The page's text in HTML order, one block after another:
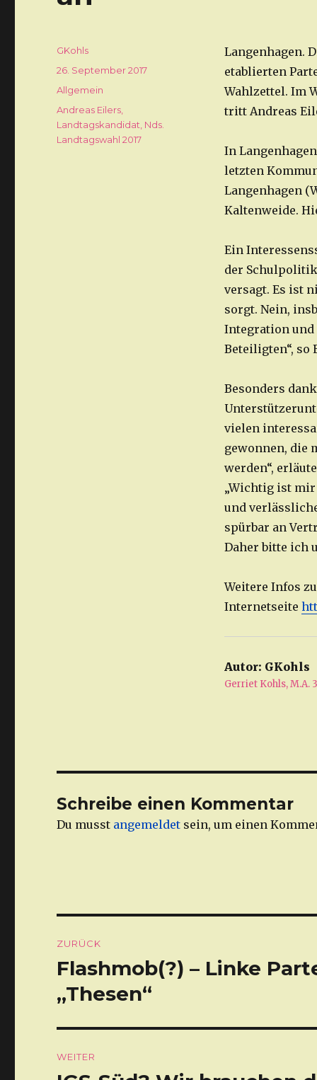
Langenhagen.
etablierten
Wahlzettel. Im
tritt Andreas
In
letzten
Langenhagen
Kaltenweide.
Ein
der
versagt. Es ist
sorgt. Nein,
Integration und
Beteiligten“, so
Besonders
vielen
gewonnen, die
werden“,
„Wichtig ist
und
spürbar an
Daher bitte ich
Weitere Infos
Internetseite
Autor: GKohls
Gerriet Kohls, M.A.
Autor
GKohls
Veröffentlicht
am
26. September 2017
Kategorien
Allgemein
Schlagwörter
Andreas Eilers
Landtagskandidat Nds.
Landtagswahl 2017
Schreibe einen Kommentar
Du musst angemeldet sein, um einen
ZURÜCK
Vorheriger
Beitrag:
Flashmob(?) – Linke
„Thesen“
WEITER